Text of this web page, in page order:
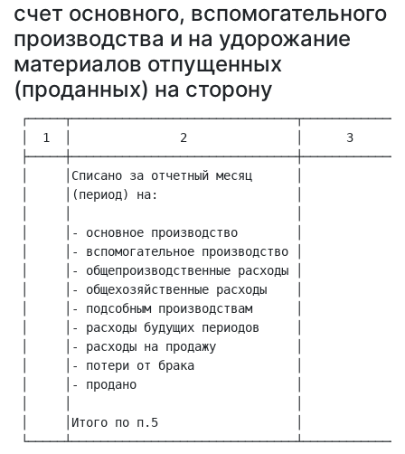
счет основного, вспомогательного
производства и на удорожание
материалов отпущенных
(проданных) на сторону
│  1  │               2               │      3
│     │Списано за отчетный месяц      │
│     │(период) на:                   │
│     │- основное производство        │
│     │- вспомогательное производство │
│     │- общепроизводственные расходы │
│     │- общехозяйственные расходы    │
│     │- подсобным производствам      │
│     │- расходы будущих периодов     │
│     │- расходы на продажу           │
│     │- потери от брака              │
│     │- продано                      │             │
│     │Итого по п.5                   │             │